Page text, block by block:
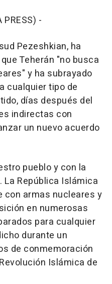
PRESS) -
Pezeshkian, ha
Teherán "no busca
y ha subrayado
cualquier tipo de
días después del
indirectas con
un nuevo acuerdo
pueblo y con la
República Islámica
con armas nucleares y
en numerosas
para cualquier
durante un
de conmemoración
Islámica de